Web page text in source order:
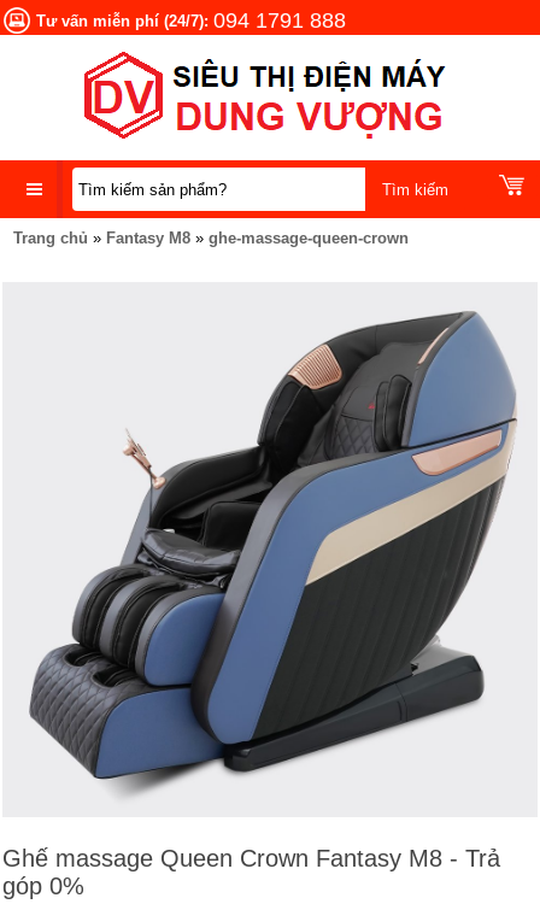
Tư vấn miễn phí (24/7): 094 1791 888
DANH
Trang chủ » Fantasy M8 » ghe-massage-queen-crown
Ghế massage Queen Crown Fantasy M8 - Trả
góp 0%